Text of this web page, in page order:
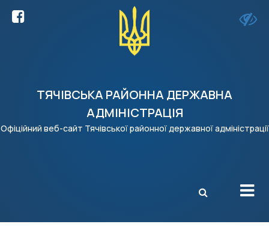
ТЯЧІВСЬКА РАЙОННА ДЕРЖАВНА
АДМІНІСТРАЦІЯ
Офіційний веб-сайт Тячівської районної державної адміністрації